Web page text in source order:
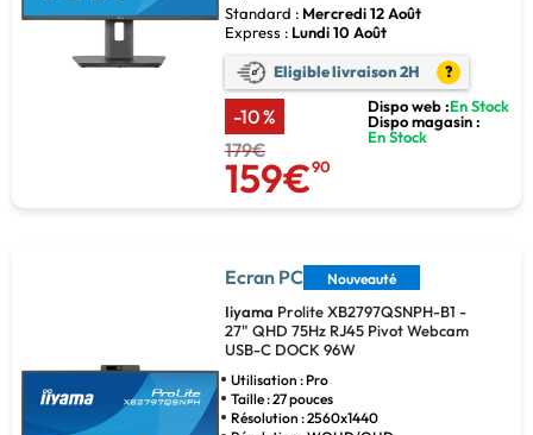
Standard : Mercredi 12 Août
Express : Lundi 10 Août
Eligible livraison 2H ?
-10 %
179€
159€90
Dispo web :En Stock
Dispo magasin :
En Stock
Ecran PC Nouveauté
Iiyama Prolite XB2797QSNPH-B1 -
27" QHD 75Hz RJ45 Pivot Webcam
USB-C DOCK 96W
Utilisation : Pro
Taille : 27 pouces
Résolution : 2560x1440